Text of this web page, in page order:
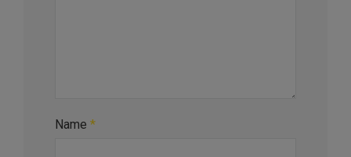
Name *